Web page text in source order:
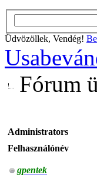
Üdvözöllek, Vendég!
Fórum
Administrators
Felhasználónév
gpentek